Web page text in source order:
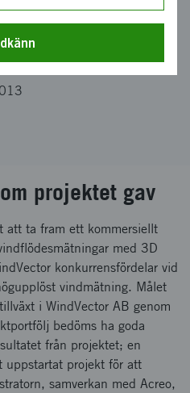
projektet gav
att ta fram ett kommersiellt
med 3D
konkurrensfördelar vid
vindmätning. Målet
i WindVector AB genom
bedöms ha goda
från projektet; en
uppstartat projekt för att
samverkan med Acreo,